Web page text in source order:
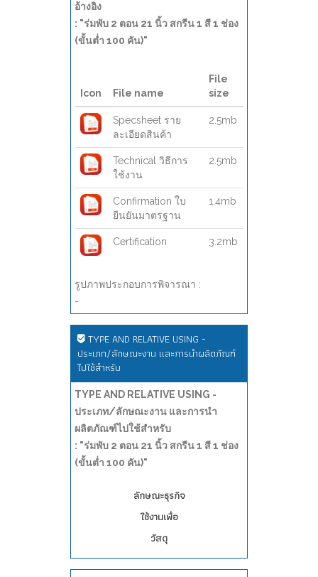
อ้างอิง
: "ร่มพับ 2 ตอน 21 นิ้ว สกรีน 1 สี 1 ช่อง
(ขั้นต่ำ 100 คัน)"
Icon File name
File
size
Specsheet ราย
ละเอียดสินค้า
2.5mb
Technical วิธีการ
ใช้งาน
2.5mb
Confirmation ใบ
ยืนยันมาตรฐาน
1.4mb
Certification 3.2mb
รูปภาพประกอบการพิจารณา :
-
TYPE AND RELATIVE USING -
ประเภท/ลักษณะงาน และการนำผลิตภัณฑ์
ไปใช้สำหรับ
TYPE AND RELATIVE USING -
ประเภท/ลักษณะงาน และการนำ
ผลิตภัณฑ์ไปใช้สำหรับ
: "ร่มพับ 2 ตอน 21 นิ้ว สกรีน 1 สี 1 ช่อง
(ขั้นต่ำ 100 คัน)"
ลักษณะธุรกิจ
ใช้งานเพื่อ
วัสดุ